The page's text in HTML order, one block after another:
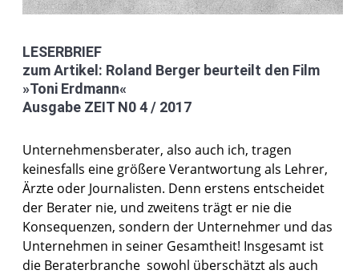
LESERBRIEF
zum Artikel: Roland Berger beurteilt den Film
»Toni Erdmann«
Ausgabe ZEIT N0 4 / 2017
Unternehmensberater, also auch ich, tragen
keinesfalls eine größere Verantwortung als Lehrer,
Ärzte oder Journalisten. Denn erstens entscheidet
der Berater nie, und zweitens trägt er nie die
Konsequenzen, sondern der Unternehmer und das
Unternehmen in seiner Gesamtheit! Insgesamt ist
die Beraterbranche sowohl überschätzt als auch